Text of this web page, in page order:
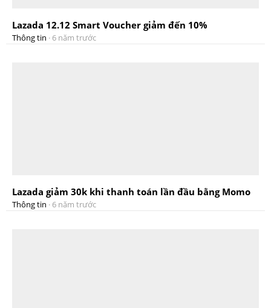
Lazada 12.12 Smart Voucher giảm đến 10%
Thông tin · 6 năm trước
Lazada giảm 30k khi thanh toán lần đầu bằng Momo
Thông tin · 6 năm trước